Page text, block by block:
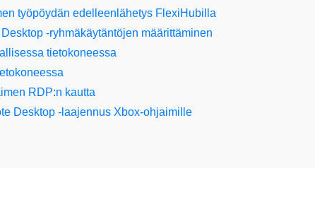
työpöydän edelleenlähetys FlexiHubilla
-ryhmäkäytäntöjen määrittäminen
tietokoneessa
RDP:n kautta
Desktop -laajennus Xbox-ohjaimille